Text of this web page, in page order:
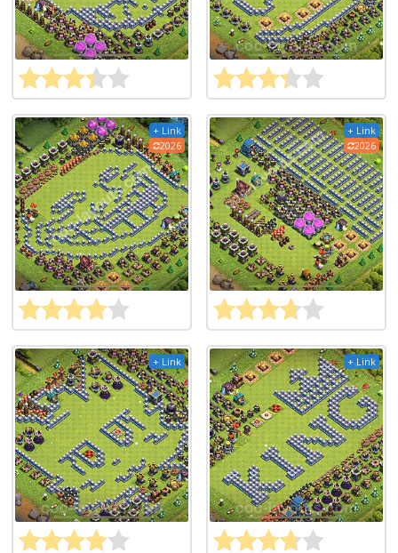
+ Link
2026
+ Link
2026
+ Link + Link